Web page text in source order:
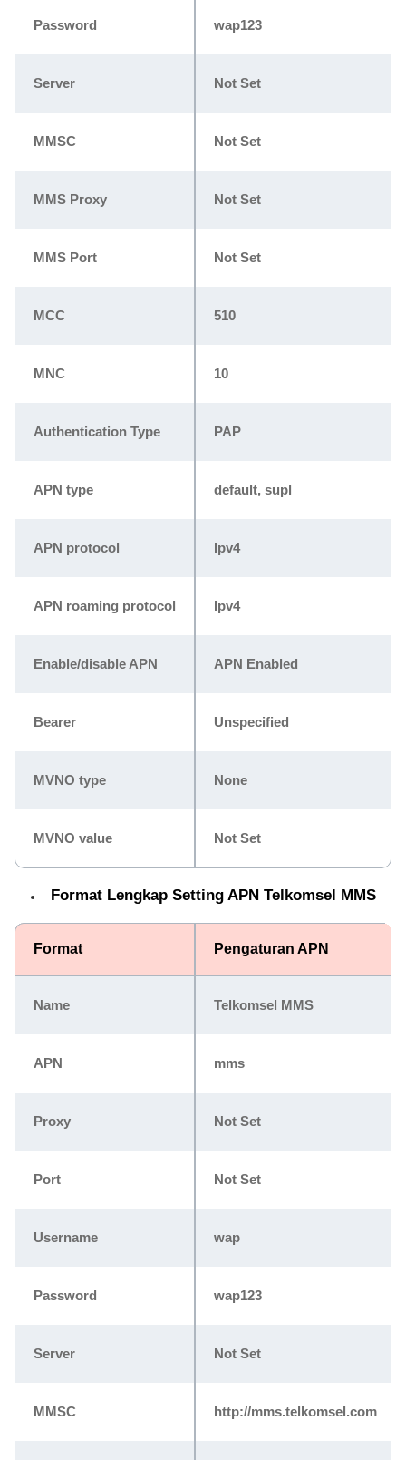
Password wap123
Server Not Set
MMSC Not Set
MMS Proxy Not Set
MMS Port Not Set
MCC 510
MNC 10
Authentication Type PAP
APN type default, supl
APN protocol Ipv4
APN roaming protocol Ipv4
Enable/disable APN APN Enabled
Bearer Unspecified
MVNO type None
MVNO value Not Set
Format Lengkap Setting APN Telkomsel MMS
Format Pengaturan APN
Name Telkomsel MMS
APN mms
Proxy Not Set
Port Not Set
Username wap
Password wap123
Server Not Set
MMSC http://mms.telkomsel.com